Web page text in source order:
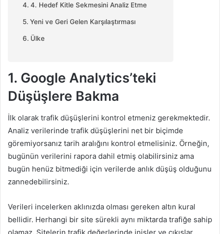
4. Hedef Kitle Sekmesini Analiz Etme
Yeni ve Geri Gelen Karşılaştırması
Ülke
1. Google Analytics’teki
Düşüşlere Bakma
İlk olarak trafik düşüşlerini kontrol etmeniz gerekmektedir.
Analiz verilerinde trafik düşüşlerini net bir biçimde
göremiyorsanız tarih aralığını kontrol etmelisiniz. Örneğin,
bugünün verilerini rapora dahil etmiş olabilirsiniz ama
bugün henüz bitmediği için verilerde anlık düşüş olduğunu
zannedebilirsiniz.
Verileri incelerken aklınızda olması gereken altın kural
bellidir. Herhangi bir site sürekli aynı miktarda trafiğe sahip